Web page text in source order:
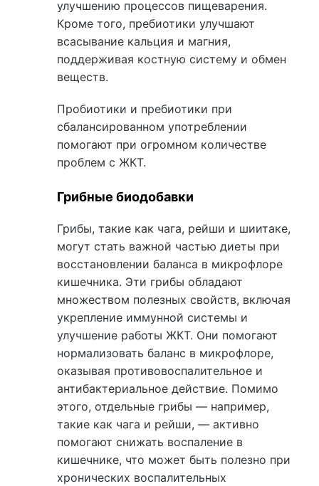
улучшению процессов пищеварения.
Кроме того, пребиотики улучшают
всасывание кальция и магния,
поддерживая костную систему и обмен
веществ.
Пробиотики и пребиотики при
сбалансированном употреблении
помогают при огромном количестве
проблем с ЖКТ.
Грибные биодобавки
Грибы, такие как чага, рейши и шиитаке,
могут стать важной частью диеты при
восстановлении баланса в микрофлоре
кишечника. Эти грибы обладают
множеством полезных свойств, включая
укрепление иммунной системы и
улучшение работы ЖКТ. Они помогают
нормализовать баланс в микрофлоре,
оказывая противовоспалительное и
антибактериальное действие. Помимо
этого, отдельные грибы — например,
такие как чага и рейши, — активно
помогают снижать воспаление в
кишечнике, что может быть полезно при
хронических воспалительных